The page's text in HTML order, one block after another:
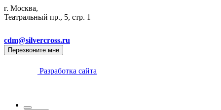
г. Москва,
Театральный пр., 5, стр. 1
cdm@silvercross.ru
Перезвоните мне
Разработка сайта